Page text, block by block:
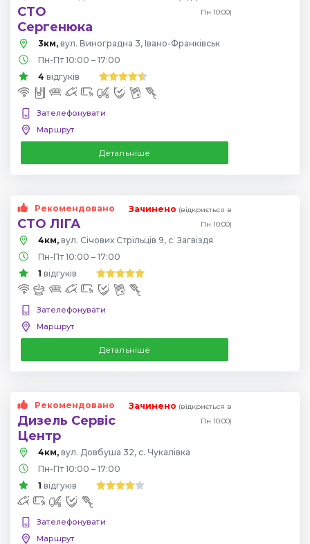
СТО
Сергенюка
Пн 10:00)
3км, вул. Виноградна 3, Івано-Франківськ
Пн-Пт 10:00 – 17:00
4 відгуків
Зателефонувати
Маршрут
Детальніше
Рекомендовано
СТО ЛІГА
Зачинено (відкриється в
Пн 10:00)
4км, вул. Січових Стрільців 9, с. Загвіздя
Пн-Пт 10:00 – 17:00
1 відгуків
Зателефонувати
Маршрут
Детальніше
Рекомендовано
Дизель Сервіс
Центр
Зачинено (відкриється в
Пн 10:00)
4км, вул. Довбуша 32, с. Чукалівка
Пн-Пт 10:00 – 17:00
1 відгуків
Зателефонувати
Маршрут